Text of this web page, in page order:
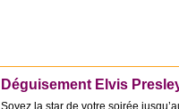
Déguisement Elvis
Soyez la star de votre soirée